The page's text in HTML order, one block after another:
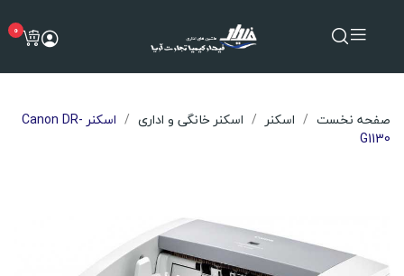
0
صفحه نخست اسکنر اسکنر خانگی و اداری
اسکنر Canon DR-
G1130